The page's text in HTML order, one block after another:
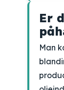
Er
Man